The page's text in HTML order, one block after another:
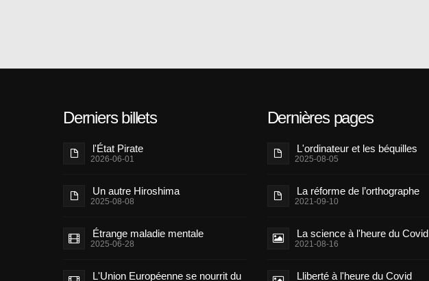
Derniers billets
l'État Pirate
2026-06-01
Un autre Hiroshima
2025-08-08
Étrange maladie mentale
2025-06-28
L'Union Européenne se nourrit du
Dernières pages
L'ordinateur et les béquilles
2025-08-05
La réforme de l’orthographe
2021-09-10
La science à l'heure du Covid
2021-08-16
Lliberté à l'heure du Covid